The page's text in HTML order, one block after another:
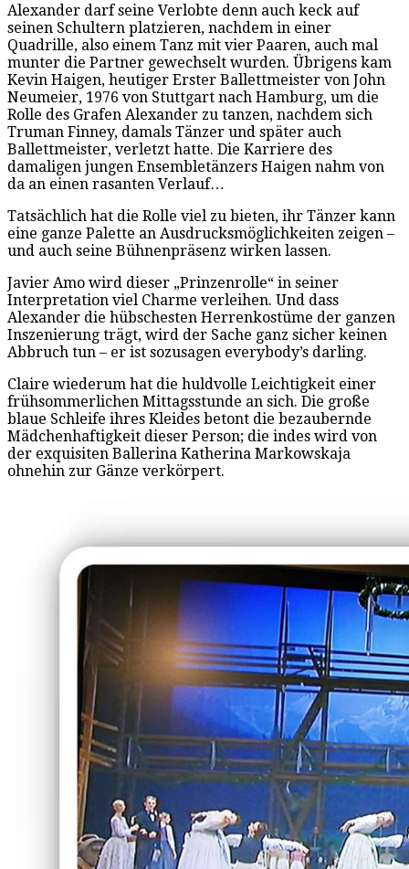
Alexander darf seine Verlobte denn auch keck auf
seinen Schultern platzieren, nachdem in einer
Quadrille, also einem Tanz mit vier Paaren, auch mal
munter die Partner gewechselt wurden. Übrigens kam
Kevin Haigen, heutiger Erster Ballettmeister von John
Neumeier, 1976 von Stuttgart nach Hamburg, um die
Rolle des Grafen Alexander zu tanzen, nachdem sich
Truman Finney, damals Tänzer und später auch
Ballettmeister, verletzt hatte. Die Karriere des
damaligen jungen Ensembletänzers Haigen nahm von
da an einen rasanten Verlauf…
Tatsächlich hat die Rolle viel zu bieten, ihr Tänzer kann
eine ganze Palette an Ausdrucksmöglichkeiten zeigen –
und auch seine Bühnenpräsenz wirken lassen.
Javier Amo wird dieser „Prinzenrolle“ in seiner
Interpretation viel Charme verleihen. Und dass
Alexander die hübschesten Herrenkostüme der ganzen
Inszenierung trägt, wird der Sache ganz sicher keinen
Abbruch tun – er ist sozusagen everybody’s darling.
Claire wiederum hat die huldvolle Leichtigkeit einer
frühsommerlichen Mittagsstunde an sich. Die große
blaue Schleife ihres Kleides betont die bezaubernde
Mädchenhaftigkeit dieser Person; die indes wird von
der exquisiten Ballerina Katherina Markowskaja
ohnehin zur Gänze verkörpert.